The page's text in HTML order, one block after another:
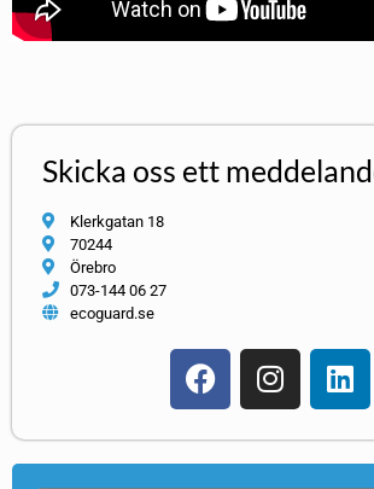
Skicka oss ett
Klerkgatan 18
70244
Örebro
073-144 06 27
ecoguard.se